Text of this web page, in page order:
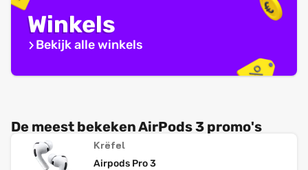
Winkels
Bekijk alle winkels
De meest bekeken AirPods 3 promo's
Krëfel
Airpods Pro 3